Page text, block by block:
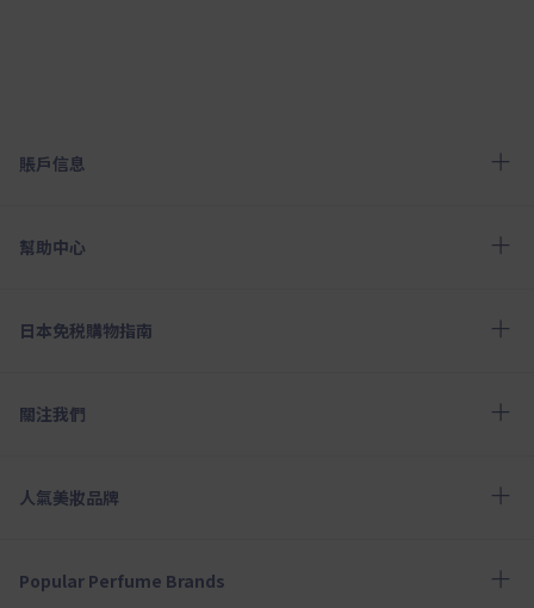
賬戶信息
幫助中心
日本免税購物指南
關注我們
人氣美妝品牌
Popular Perfume Brands